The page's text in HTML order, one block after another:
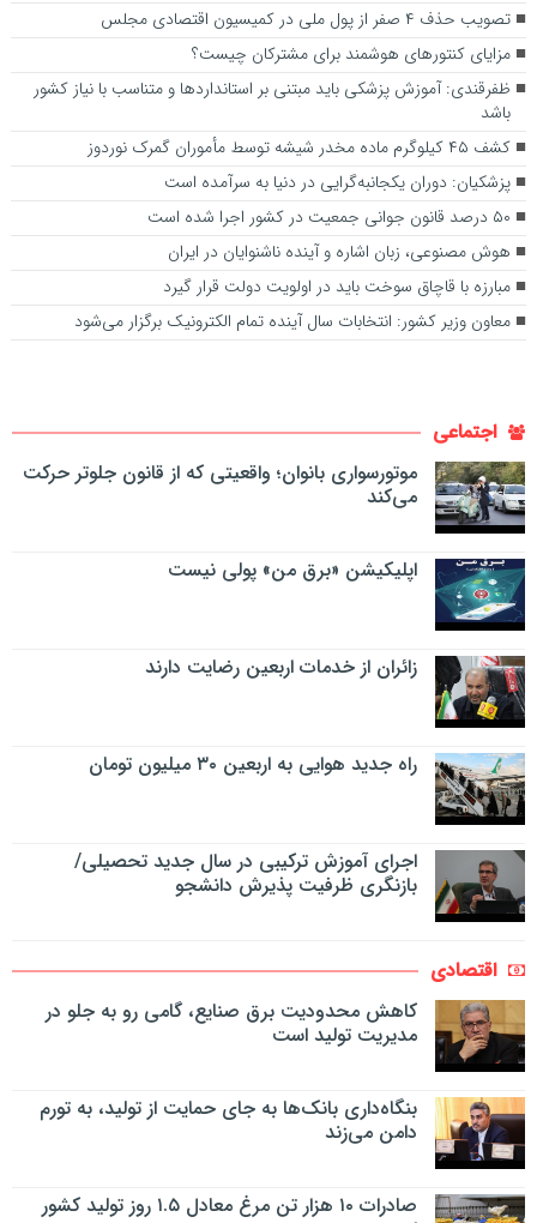
تصویب حذف ۴ صفر از پول ملی در کمیسیون اقتصادی مجلس
مزایای کنتورهای هوشمند برای مشترکان چیست؟
ظفرقندی: آموزش پزشکی باید مبتنی بر استانداردها و متناسب با نیاز کشور
باشد
کشف ۴۵ کیلوگرم ماده مخدر شیشه توسط مأموران گمرک نوردوز
پزشکیان: دوران یکجانبه‌گرایی در دنیا به سرآمده است
۵۰ درصد قانون جوانی جمعیت در کشور اجرا شده است
هوش مصنوعی، زبان اشاره و آینده ناشنوایان در ایران
مبارزه با قاچاق سوخت باید در اولویت دولت قرار گیرد
معاون وزیر کشور: انتخابات سال آینده تمام الکترونیک برگزار می‌شود
اجتماعی
موتورسواری بانوان؛ واقعیتی که از قانون جلوتر حرکت
می‌کند
اپلیکیشن «برق من» پولی نیست
زائران از خدمات اربعین رضایت دارند
راه جدید هوایی به اربعین ۳۰ میلیون تومان
اجرای آموزش ترکیبی در سال جدید تحصیلی/
بازنگری ظرفیت پذیرش دانشجو
اقتصادی
کاهش محدودیت برق صنایع، گامی رو به جلو در
مدیریت تولید است
بنگاه‌داری بانک‌ها به جای حمایت از تولید، به تورم
دامن می‌زند
صادرات ۱۰ هزار تن مرغ معادل ۱.۵ روز تولید کشور